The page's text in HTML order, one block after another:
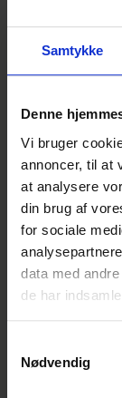
Samtykke
Denne
Vi bruger
annoncer, til at
at analysere
din brug af
for sociale
data med
de har
Nødvendig
udfordret,
Element
Herning
Supply
Brabrand